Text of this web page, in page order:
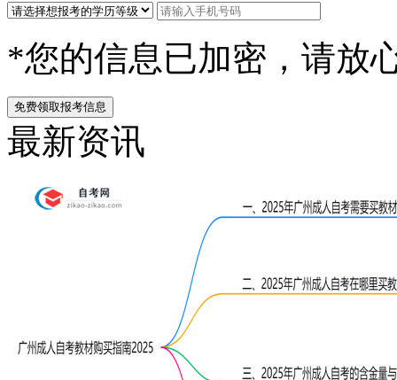
*您的信息已加密，请放
免费领取报考信息
最新资讯